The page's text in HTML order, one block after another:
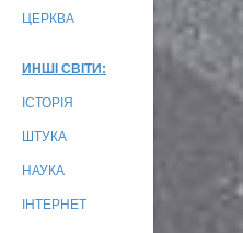
ЦЕРКВА
ИНШІ СВІТИ:
ІСТОРІЯ
ШТУКА
НАУКА
ІНТЕРНЕТ